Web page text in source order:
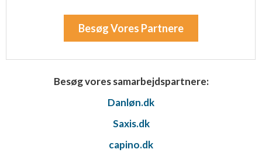
Besøg Vores Partnere
Besøg vores samarbejdspartnere:
Danløn.dk
Saxis.dk
capino.dk